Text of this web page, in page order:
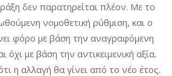
δεν παρατηρείται πλέον. Με το
νομοθετική ρύθμιση, και ο
φόρο με βάση την αναγραφόμενη
όχι με βάση την αντικειμενική αξία.
η αλλαγή θα γίνει από το νέο έτος.